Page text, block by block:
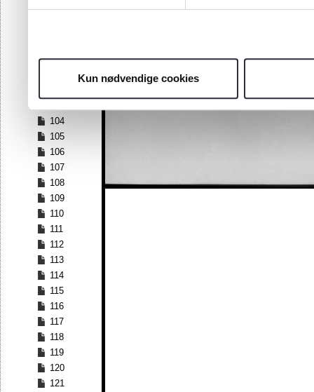
Kun nødvendige cookies
97
100
104
105
106
107
108
109
110
111
112
113
114
115
116
117
118
119
120
121